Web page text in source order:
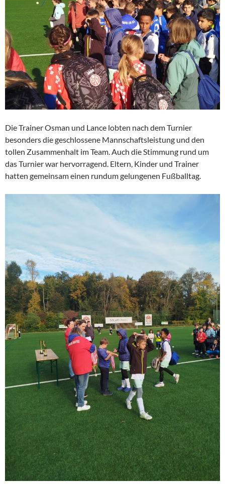
Die Trainer Osman und Lance lobten nach dem Turnier
besonders die geschlossene Mannschaftsleistung und den
tollen Zusammenhalt im Team. Auch die Stimmung rund um
das Turnier war hervorragend. Eltern, Kinder und Trainer
hatten gemeinsam einen rundum gelungenen Fußballtag.